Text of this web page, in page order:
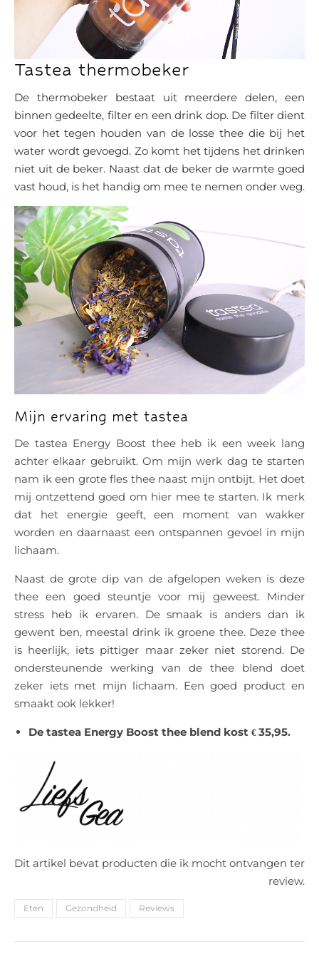
Tastea thermobeker
De thermobeker bestaat uit meerdere delen, een
binnen gedeelte, filter en een drink dop. De filter dient
voor het tegen houden van de losse thee die bij het
water wordt gevoegd. Zo komt het tijdens het drinken
niet uit de beker. Naast dat de beker de warmte goed
vast houd, is het handig om mee te nemen onder weg.
Mijn ervaring met tastea
De tastea Energy Boost thee heb ik een week lang
achter elkaar gebruikt. Om mijn werk dag te starten
nam ik een grote fles thee naast mijn ontbijt. Het doet
mij ontzettend goed om hier mee te starten. Ik merk
dat het energie geeft, een moment van wakker
worden en daarnaast een ontspannen gevoel in mijn
lichaam.
Naast de grote dip van de afgelopen weken is deze
thee een goed steuntje voor mij geweest. Minder
stress heb ik ervaren. De smaak is anders dan ik
gewent ben, meestal drink ik groene thee. Deze thee
is heerlijk, iets pittiger maar zeker niet storend. De
ondersteunende werking van de thee blend doet
zeker iets met mijn lichaam. Een goed product en
smaakt ook lekker!
De tastea Energy Boost thee blend kost € 35,95.
Dit artikel bevat producten die ik mocht ontvangen ter
review.
Eten Gezondheid Reviews